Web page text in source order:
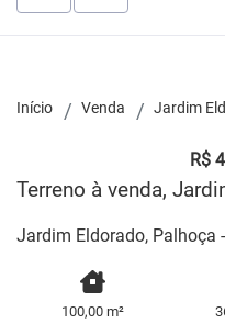
Início Venda Jardim
R$
Terreno à venda,
Jardim Eldorado, Palhoça
100,00 m²